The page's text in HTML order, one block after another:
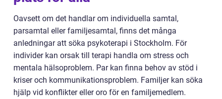
Oavsett om det handlar om individuella samtal,
parsamtal eller familjesamtal, finns det många
anledningar att söka psykoterapi i Stockholm. För
individer kan orsak till terapi handla om stress och
mentala hälsoproblem. Par kan finna behov av stöd i
kriser och kommunikationsproblem. Familjer kan söka
hjälp vid konflikter eller oro för en familjemedlem.